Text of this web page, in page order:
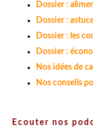
Dossier :
Dossier :
Dossier : les
Dossier :
Nos idées de
Nos conseils
Ecouter nos